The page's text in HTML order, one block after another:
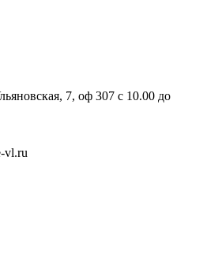
7, оф 307 с 10.00 до
vl.ru